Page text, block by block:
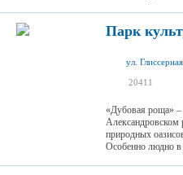
Парк
ул.
20411
«Дубовая роща» –
Александровском
природных
Особенно людно